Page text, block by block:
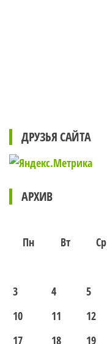
ДРУЗЬЯ САЙТА
АРХИВ
Пн
Вт Ср
3
4 5
10
11 12
17
18 19